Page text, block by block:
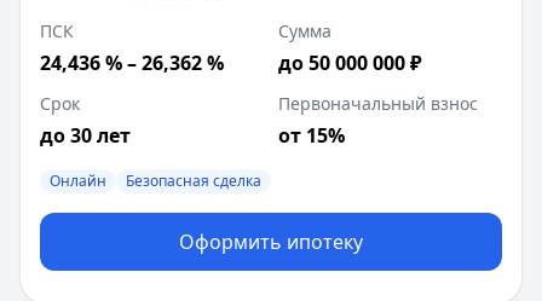
ПСК
24,436 % – 26,362 %
Сумма
до 50 000 000 ₽
Срок
до 30 лет
Первоначальный взнос
от 15%
Онлайн Безопасная сделка
Оформить ипотеку